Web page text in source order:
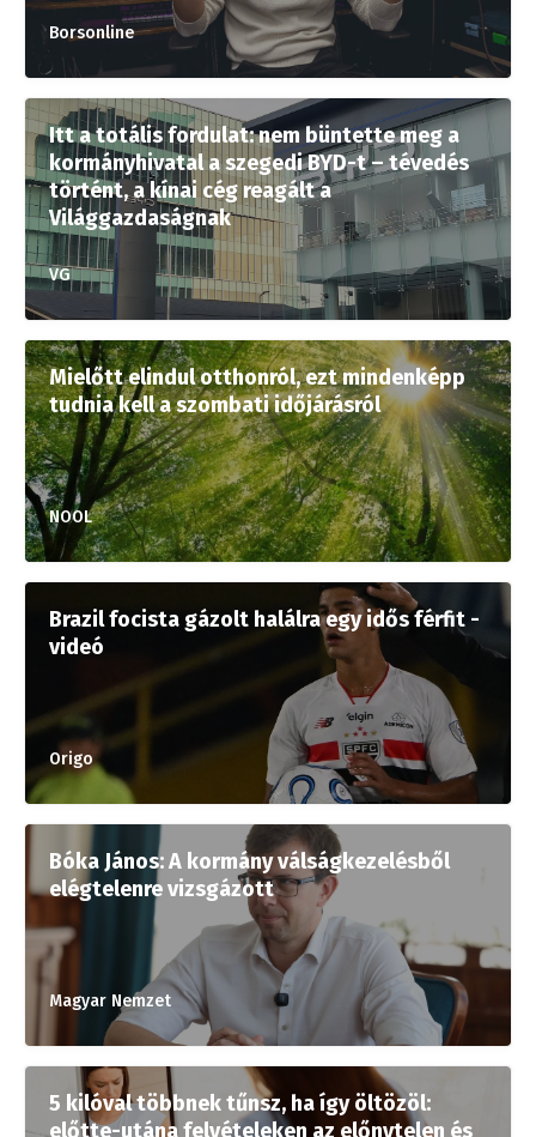
Borsonline
Itt a totális fordulat: nem büntette meg a
kormányhivatal a szegedi BYD-t – tévedés
történt, a kínai cég reagált a
Világgazdaságnak
VG
Mielőtt elindul otthonról, ezt mindenképp
tudnia kell a szombati időjárásról
NOOL
Brazil focista gázolt halálra egy idős férfit -
videó
Origo
Bóka János: A kormány válságkezelésből
elégtelenre vizsgázott
Magyar Nemzet
5 kilóval többnek tűnsz, ha így öltözöl:
előtte-utána felvételeken az előnytelen és